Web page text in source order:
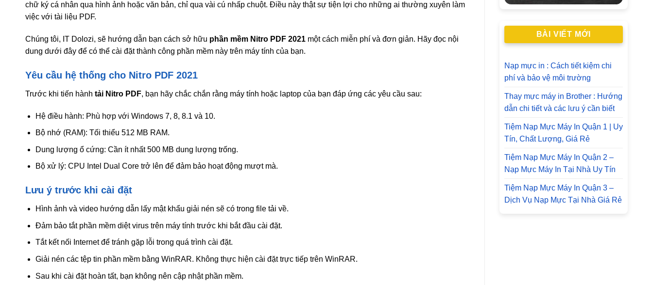
chữ ký cá nhân qua hình ảnh hoặc văn bản, chỉ qua vài cú nhấp chuột. Điều này thật sự tiện lợi cho những ai thường xuyên làm
việc với tài liệu PDF.
Chúng tôi, IT Dolozi, sẽ hướng dẫn bạn cách sở hữu phần mềm Nitro PDF 2021 một cách miễn phí và đơn giản. Hãy đọc nội
dung dưới đây để có thể cài đặt thành công phần mềm này trên máy tính của bạn.
Yêu cầu hệ thống cho Nitro PDF 2021
Trước khi tiến hành tải Nitro PDF, bạn hãy chắc chắn rằng máy tính hoặc laptop của bạn đáp ứng các yêu cầu sau:
Hệ điều hành: Phù hợp với Windows 7, 8, 8.1 và 10.
Bộ nhớ (RAM): Tối thiểu 512 MB RAM.
Dung lượng ổ cứng: Cần ít nhất 500 MB dung lượng trống.
Bộ xử lý: CPU Intel Dual Core trở lên để đảm bảo hoạt động mượt mà.
Lưu ý trước khi cài đặt
Hình ảnh và video hướng dẫn lấy mật khẩu giải nén sẽ có trong file tải về.
Đảm bảo tắt phần mềm diệt virus trên máy tính trước khi bắt đầu cài đặt.
Tắt kết nối Internet để tránh gặp lỗi trong quá trình cài đặt.
Giải nén các tệp tin phần mềm bằng WinRAR. Không thực hiện cài đặt trực tiếp trên WinRAR.
Sau khi cài đặt hoàn tất, bạn không nên cập nhật phần mềm.
BÀI VIẾT MỚI
Nạp mực in : Cách tiết kiệm chi
phí và bảo vệ môi trường
Thay mực máy in Brother : Hướng
dẫn chi tiết và các lưu ý cần biết
Tiệm Nạp Mực Máy In Quận 1 | Uy
Tín, Chất Lượng, Giá Rẻ
Tiệm Nạp Mực Máy In Quận 2 –
Nạp Mực Máy In Tại Nhà Uy Tín
Tiệm Nạp Mực Máy In Quận 3 –
Dịch Vụ Nạp Mực Tại Nhà Giá Rẻ